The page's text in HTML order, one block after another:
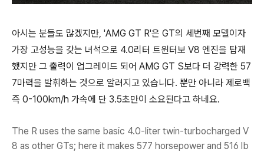
아시는 분들도 많겠지만, 'AMG GT R'은 GT의 세번째 모델이자
가장 고성능을 갖는 녀석으로 4.0리터 트윈터보 V8 엔진을 탑재
했지만 그 출력이 업그레이드 되어 AMG GT S보다 더 강력한 57
7마력을 발휘하는 것으로 알려지고 있습니다. 뿐만 아니라 제로백
즉 0-100km/h 가속에 단 3.5초만이 소요된다고 하네요.
The R uses the same basic 4.0-liter twin-turbocharged V
8 as other GTs; here it makes 577 horsepower and 516 lb